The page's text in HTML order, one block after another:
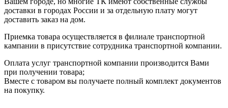
доставки в городах России и за отдельную плату могут
доставить заказ на дом.
Приемка товара осуществляется в филиале транспортной
кампании в присутствие сотрудника транспортной компании.
Оплата услуг транспортной компании производится Вами
при получении товара;
Вместе с товаром вы получаете полный комплект документов
на покупку.